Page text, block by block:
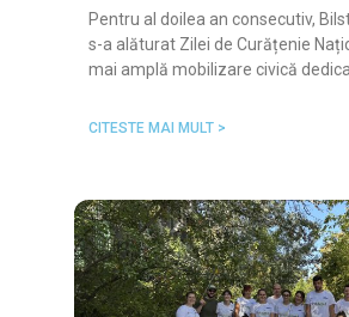
Pentru al doilea an consecutiv,
s-a alăturat Zilei de Curățenie
mai amplă mobilizare civică
CITESTE MAI MULT >